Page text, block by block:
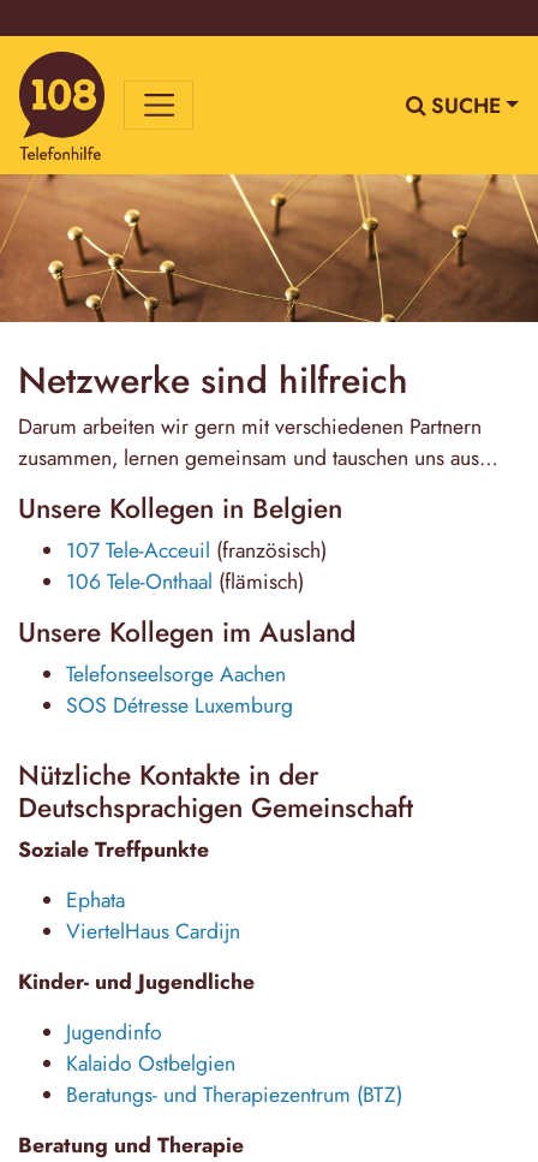
SUCHE
Netzwerke sind hilfreich
Darum arbeiten wir gern mit verschiedenen Partnern
zusammen, lernen gemeinsam und tauschen uns aus…
Unsere Kollegen in Belgien
107 Tele-Acceuil (französisch)
106 Tele-Onthaal (flämisch)
Unsere Kollegen im Ausland
Telefonseelsorge Aachen
SOS Détresse Luxemburg
Nützliche Kontakte in der
Deutschsprachigen Gemeinschaft
Soziale Treffpunkte
Ephata
ViertelHaus Cardijn
Kinder- und Jugendliche
Jugendinfo
Kalaido Ostbelgien
Beratungs- und Therapiezentrum (BTZ)
Beratung und Therapie